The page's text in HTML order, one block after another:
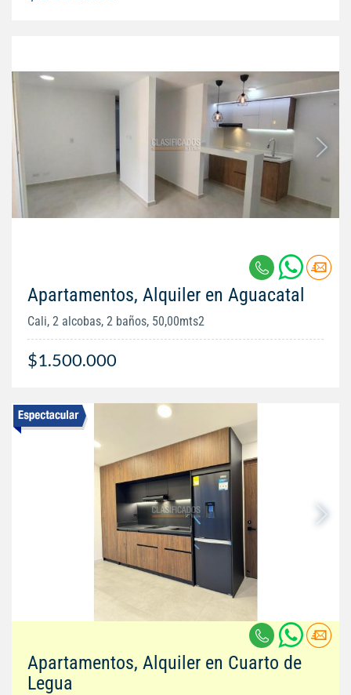
Apartamentos, Alquiler en Aguacatal
Cali, 2 alcobas, 2 baños, 50,00mts2
$1.500.000
Apartamentos, Alquiler en Cuarto de
Legua